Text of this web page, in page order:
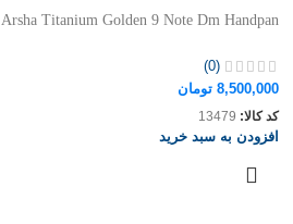
Arsha Titanium Golden 9 Note Dm Handpan
(0)
8,500,000 تومان
کد کالا: 13479
افزودن به سبد خرید